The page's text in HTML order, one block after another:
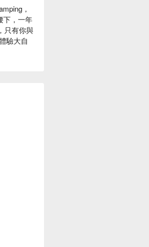
，
下，一年
只有你與
驗大自